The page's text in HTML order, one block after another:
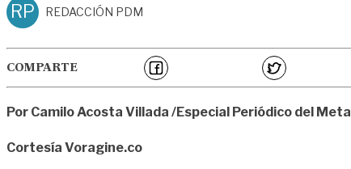
RP REDACCIÓN PDM
COMPARTE
Por Camilo Acosta Villada /Especial Periódico del Meta
Cortesía Voragine.co